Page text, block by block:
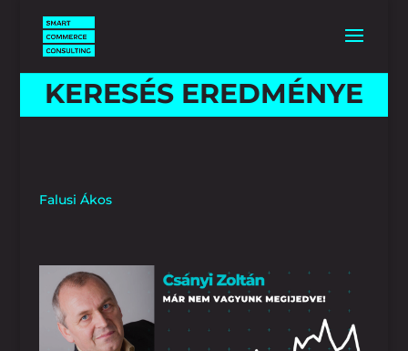
KERESÉS EREDMÉNYE
Falusi Ákos